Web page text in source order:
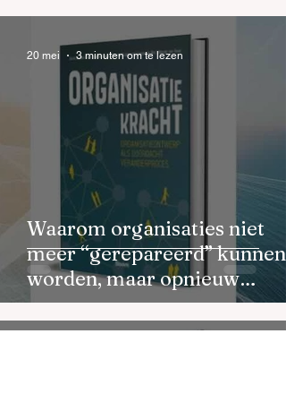
Waarom organisaties niet
meer “gerepareerd” kunnen
worden, maar opnieuw
ontworpen moeten worden
20 mei 3 minuten om te lezen